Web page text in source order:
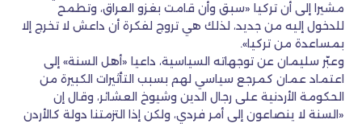
مشيرا إلى أن تركيا «سبق وأن قامت بغزو العراق، وتطمح
للدخول إليه من جديد، لذلك هي تروج لفكرة أن داعش لا تخرج إلا
بمساعدة من تركيا».
وعبّر سليمان عن توجهاته السياسية، داعيا «أهل السنة» إلى
اعتماد عمان كمرجع سياسي لهم بسبب التأثيرات الكبيرة من
الحكومة الأردنية على رجال الدين وشيوخ العشائر، وقال إن
«السنة لا ينصاعون إلى أمر فردي، ولكن إذا التزمتنا دولة كالأردن